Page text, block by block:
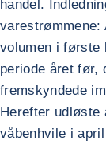
handel.
varestrømmene:
volumen i første
periode året før,
fremskyndede
Herefter udløste
våbenhvile i